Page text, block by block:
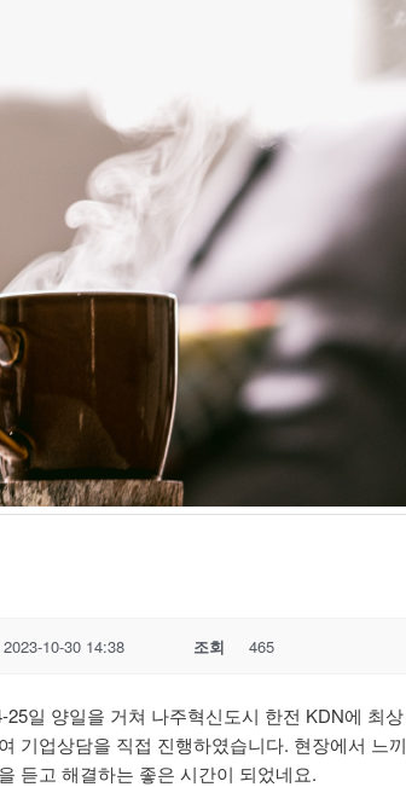
2023-10-30 14:38 조회 465
25일 양일을 거쳐 나주혁신도시 한전 KDN에 최상
기업상담을 직접 진행하였습니다. 현장에서 느끼
듣고 해결하는 좋은 시간이 되었네요.